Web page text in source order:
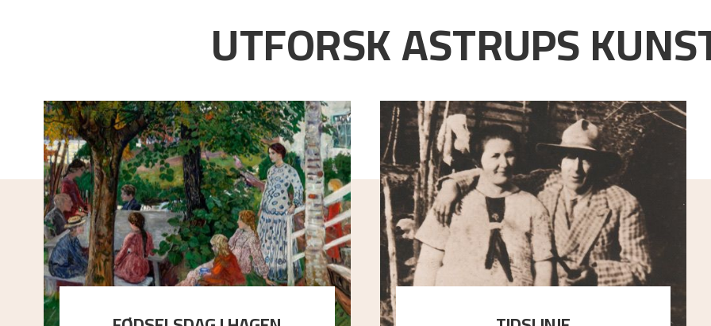
UTFORSK ASTRUPS